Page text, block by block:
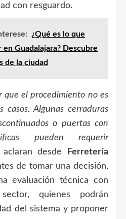
con resguardo.
¿Qué es lo que
en Guadalajara? Descubre
de la ciudad
que el procedimiento no es
casos. Algunas cerraduras
o puertas con
pueden requerir
desde
Ferretería
de tomar una decisión,
evaluación técnica con
quienes podrán
del sistema y proponer